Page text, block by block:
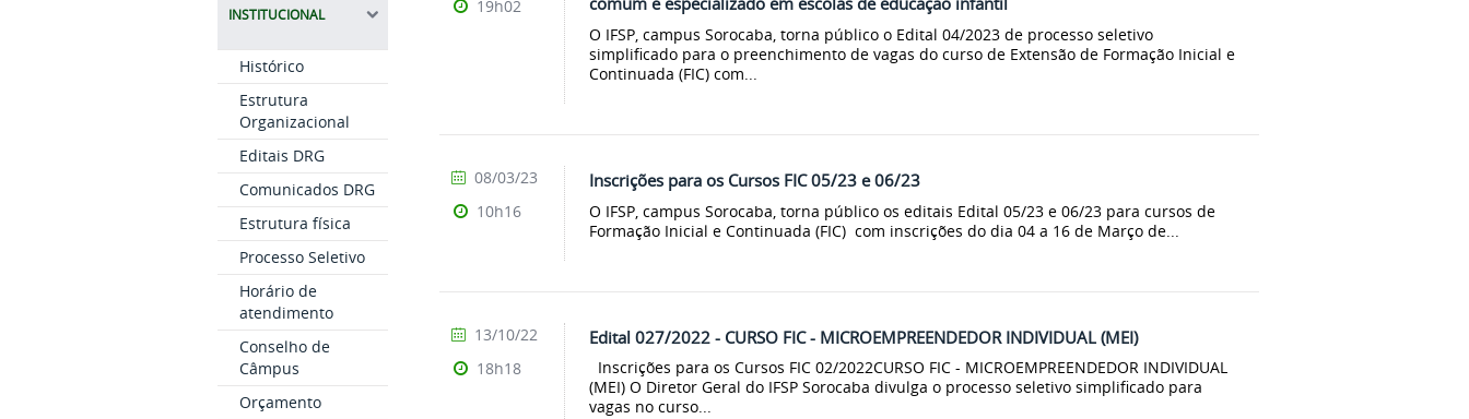
INSTITUCIONAL
Histórico
Estrutura
Organizacional
Editais DRG
Comunicados DRG
Estrutura física
Processo Seletivo
Horário de
atendimento
Conselho de
Câmpus
Orçamento
O IFSP, campus Sorocaba, torna público o Edital 04/2023 de processo seletivo
simplificado para o preenchimento de vagas do curso de Extensão de Formação Inicial e
Continuada (FIC) com...
19h02
Inscrições para os Cursos FIC 05/23 e 06/23
O IFSP, campus Sorocaba, torna público os editais Edital 05/23 e 06/23 para cursos de
Formação Inicial e Continuada (FIC) com inscrições do dia 04 a 16 de Março de...
08/03/23
10h16
Edital 027/2022 - CURSO FIC - MICROEMPREENDEDOR INDIVIDUAL (MEI)
Inscrições para os Cursos FIC 02/2022CURSO FIC - MICROEMPREENDEDOR INDIVIDUAL
(MEI) O Diretor Geral do IFSP Sorocaba divulga o processo seletivo simplificado para
vagas no curso...
13/10/22
18h18